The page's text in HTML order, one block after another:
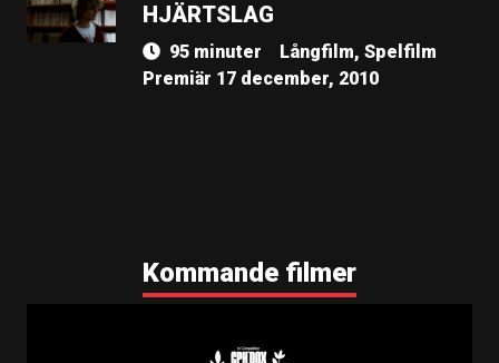
HJÄRTSLAG
95 minuter
Långfilm, Spelfilm
Premiär 17 december, 2010
Kommande filmer